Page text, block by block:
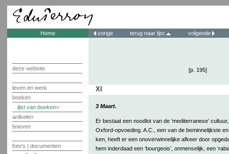
Home
deze website
leven en werk
boeken
lijst van boeken
artikelen
brieven
foto's | documenten
vorige terug naar lijst volgende
[p. 195]
XI
3 Maart.
Er bestaat een noodlot van de ‘mediterranese’
Oxford-opvoeding. A.C., een van de beminnelijkste
ken, heeft er een onoverwinnelijke afkeer door
hem inderdaad een ‘bourgeois’, onmenselijk, een